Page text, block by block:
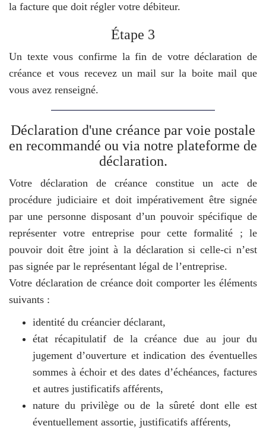
la facture que doit régler votre débiteur.
Étape 3
Un texte vous confirme la fin de votre déclaration de
créance et vous recevez un mail sur la boite mail que
vous avez renseigné.
Déclaration d'une créance par voie postale
en recommandé ou via notre plateforme de
déclaration.
Votre déclaration de créance constitue un acte de
procédure judiciaire et doit impérativement être signée
par une personne disposant d’un pouvoir spécifique de
représenter votre entreprise pour cette formalité ; le
pouvoir doit être joint à la déclaration si celle-ci n’est
pas signée par le représentant légal de l’entreprise.
Votre déclaration de créance doit comporter les éléments
suivants :
identité du créancier déclarant,
état récapitulatif de la créance due au jour du
jugement d’ouverture et indication des éventuelles
sommes à échoir et des dates d’échéances, factures
et autres justificatifs afférents,
nature du privilège ou de la sûreté dont elle est
éventuellement assortie, justificatifs afférents,